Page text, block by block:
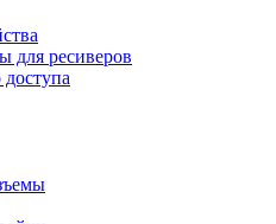
для ресиверов